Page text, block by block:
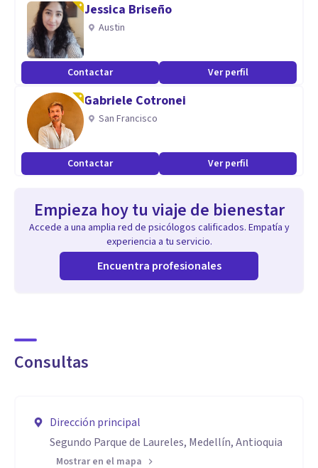
Jessica Briseño
Austin
Contactar Ver perfil
Gabriele Cotronei
San Francisco
Contactar Ver perfil
Empieza hoy tu viaje de bienestar
Accede a una amplia red de psicólogos calificados. Empatía y
experiencia a tu servicio.
Encuentra profesionales
Consultas
Dirección principal
Segundo Parque de Laureles, Medellín, Antioquia
Mostrar en el mapa